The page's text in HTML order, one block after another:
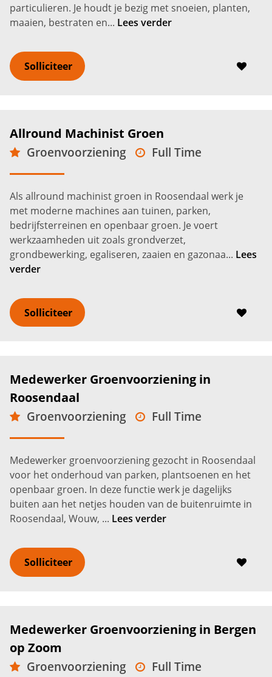
particulieren. Je houdt je bezig met snoeien, planten,
maaien, bestraten en... Lees verder
Solliciteer
Allround Machinist Groen
Groenvoorziening
Full Time
VMBO
Als allround machinist groen in Roosendaal werk je
met moderne machines aan tuinen, parken,
bedrijfsterreinen en openbaar groen. Je voert
werkzaamheden uit zoals grondverzet,
grondbewerking, egaliseren, zaaien en gazonaa... Lees
verder
Solliciteer
Medewerker Groenvoorziening in
Roosendaal
Groenvoorziening
Full Time
MBO
Medewerker groenvoorziening gezocht in Roosendaal
voor het onderhoud van parken, plantsoenen en het
openbaar groen. In deze functie werk je dagelijks
buiten aan het netjes houden van de buitenruimte in
Roosendaal, Wouw, ... Lees verder
Solliciteer
Medewerker Groenvoorziening in Bergen
op Zoom
Groenvoorziening
Full Time